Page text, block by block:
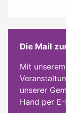
Die Mail
Mit
unserer
Hand per